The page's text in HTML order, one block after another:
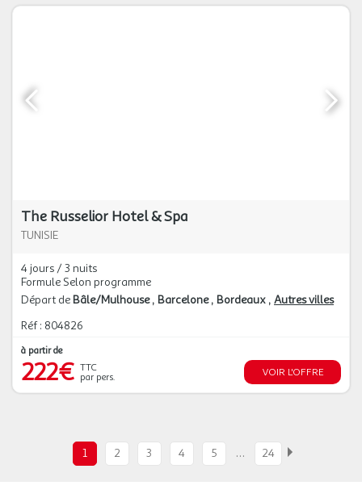
The Russelior Hotel & Spa
TUNISIE
4 jours / 3 nuits
Formule Selon programme
Départ de Bâle/Mulhouse Barcelone Bordeaux Autres villes
Réf : 804826
à partir de
222€ TTC
par pers.
VOIR L'OFFRE
1 2 3 4 5 … 24